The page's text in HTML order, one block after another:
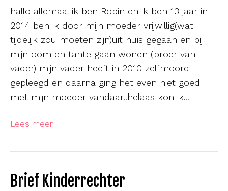
hallo allemaal ik ben Robin en ik ben 13 jaar in
2014 ben ik door mijn moeder vrijwillig(wat
tijdelijk zou moeten zijn)uit huis gegaan en bij
mijn oom en tante gaan wonen (broer van
vader) mijn vader heeft in 2010 zelfmoord
gepleegd en daarna ging het even niet goed
met mijn moeder vandaar..helaas kon ik…
Lees meer
Brief Kinderrechter